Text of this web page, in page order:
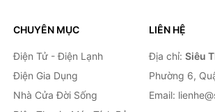
CHUYÊN MỤC
Điện Tử - Điện Lạnh
Điện Gia Dụng
Nhà Cửa Đời Sống
LIÊN HỆ
Địa chỉ: Siêu
Phường 6,
Email: